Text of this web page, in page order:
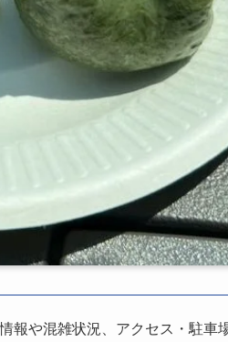
報や混雑状況、アクセス・駐車